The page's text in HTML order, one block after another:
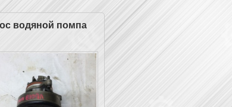
водяной помпа